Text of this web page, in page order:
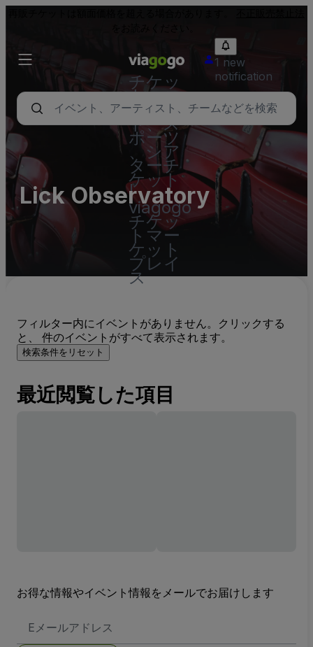
チケッ
ト - コ
ンサー
ト、ス
ポーツ
、シア
ターチ
ケット
|
viagogo
チケッ
トマー
ケット
プレイ
ス
1 new
notification
Lick Observatory
フィルター内にイベントがありません。クリックする
と、 件のイベントがすべて表示されます。
検索条件をリセット
最近閲覧した項目
お得な情報やイベント情報をメールでお届けします
メ